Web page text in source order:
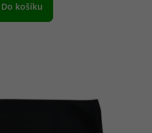
Do košíku